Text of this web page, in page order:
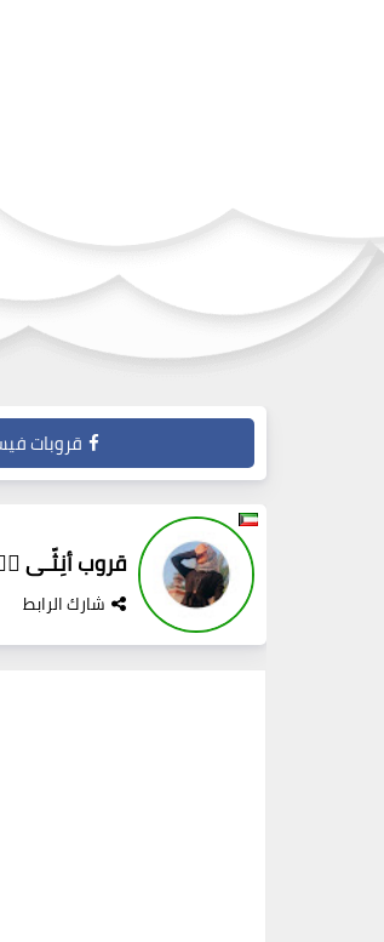
قروبات
قروب أنِثّـى
شارك الرابط